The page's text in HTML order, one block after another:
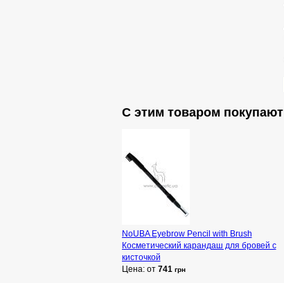
С этим товаром покупают
NoUBA Eyebrow Pencil with Brush
Косметический карандаш для бровей с
кисточкой
Цена: от 741 грн